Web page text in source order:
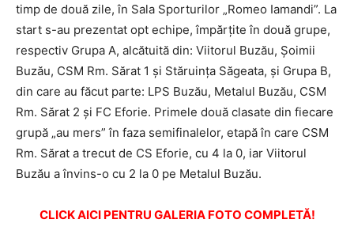
timp de două zile, în Sala Sporturilor „Romeo Iamandi”. La
start s-au prezentat opt echipe, împărţite în două grupe,
respectiv Grupa A, alcătuită din: Viitorul Buzău, Şoimii
Buzău, CSM Rm. Sărat 1 şi Stăruinţa Săgeata, şi Grupa B,
din care au făcut parte: LPS Buzău, Metalul Buzău, CSM
Rm. Sărat 2 şi FC Eforie. Primele două clasate din fiecare
grupă „au mers” în faza semifinalelor, etapă în care CSM
Rm. Sărat a trecut de CS Eforie, cu 4 la 0, iar Viitorul
Buzău a învins-o cu 2 la 0 pe Metalul Buzău.
CLICK AICI PENTRU GALERIA FOTO COMPLETĂ!